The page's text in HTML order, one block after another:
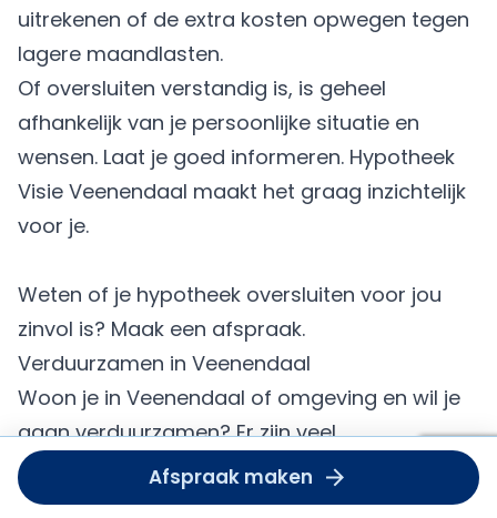
uitrekenen of de extra kosten opwegen tegen
lagere maandlasten.
Of oversluiten verstandig is, is geheel
afhankelijk van je persoonlijke situatie en
wensen. Laat je goed informeren. Hypotheek
Visie Veenendaal maakt het graag inzichtelijk
voor je.
Weten of je hypotheek oversluiten voor jou
zinvol is? Maak een afspraak.
Verduurzamen in Veenendaal
Woon je in Veenendaal of omgeving en wil je
gaan verduurzamen? Er zijn veel
mogelijkheden omenergiebesparende
voorzieningenmee te financieren in je nieuwe
Afspraak maken
Om
dient